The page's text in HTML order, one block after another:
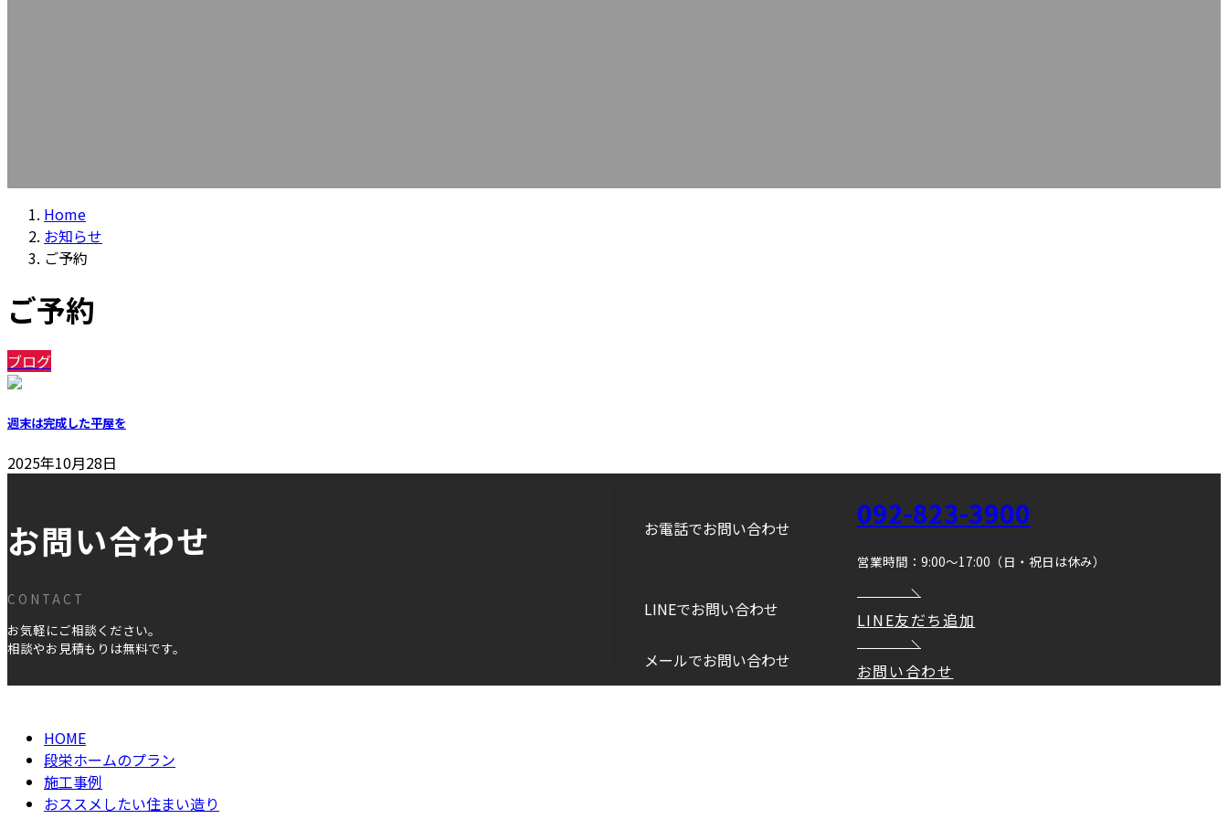
Home
お知らせ
ご予約
ご予約
ブログ
週末は完成した平屋を
2025年10月28日
お問い合わせ
CONTACT
お気軽にご相談ください。
相談やお見積もりは無料です。
お電話でお問い合わせ 092-823-3900
営業時間：9:00～17:00（日・祝日は休み）
LINEでお問い合わせ
LINE友だち追加
メールでお問い合わせ
お問い合わせ
HOME
段栄ホームのプラン
施工事例
おススメしたい住まい造り